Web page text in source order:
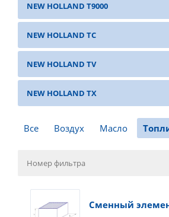
NEW HOLLAND T9000
NEW HOLLAND TC
NEW HOLLAND TV
NEW HOLLAND TX
Все Воздух Масло
Сменный